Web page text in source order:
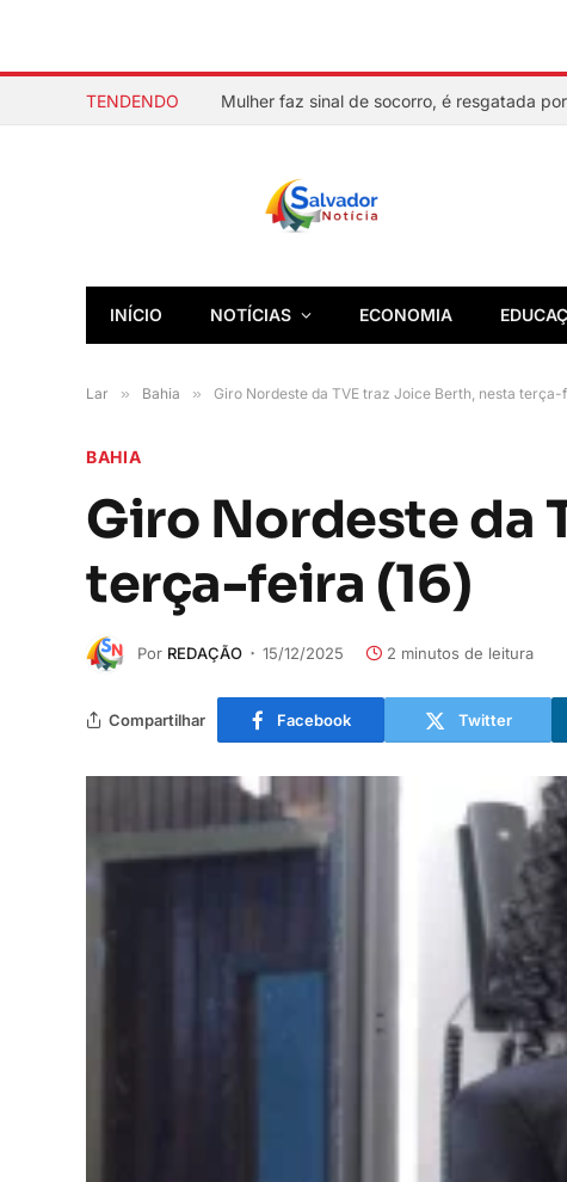
TENDENDO
INÍCIO NOTÍCIAS ECONOMIA
Lar » Bahia » Giro Nordeste da TVE traz Joice Berth, nesta terça-
BAHIA
Giro Nordeste da
terça-feira (16)
Por REDAÇÃO 15/12/2025 2 minutos de leitura
Compartilhar Facebook Twitter